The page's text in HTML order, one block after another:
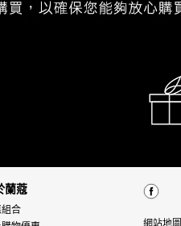
蘭蔻
組合
網站地圖